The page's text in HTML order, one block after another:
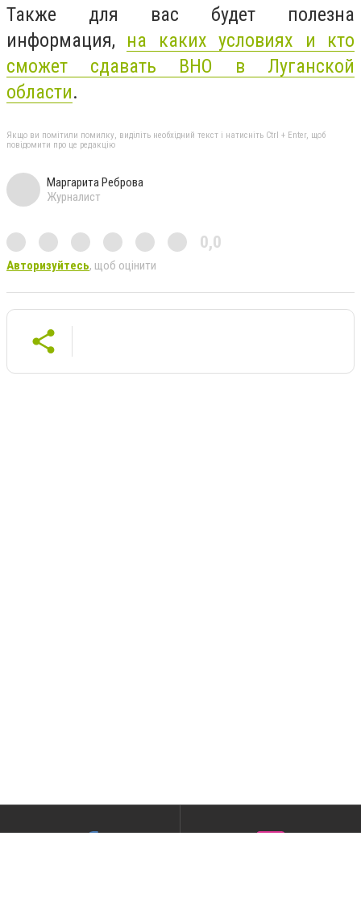
Также для вас будет полезна
информация, на каких условиях и кто
сможет сдавать ВНО в Луганской
области.
Якщо ви помітили помилку, виділіть необхідний текст і натисніть Ctrl + Enter, щоб
повідомити про це редакцію
Маргарита Реброва
Журналист
0,0
Авторизуйтесь, щоб оцінити